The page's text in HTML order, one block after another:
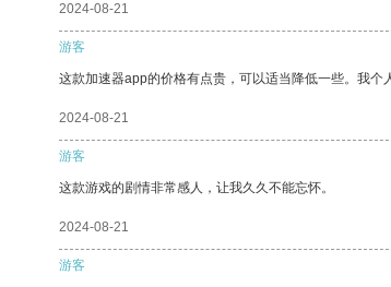
2024-08-21
游客
这款加速器app的价格有点贵，可以适当降低一些。我个
2024-08-21
游客
这款游戏的剧情非常感人，让我久久不能忘怀。
2024-08-21
游客